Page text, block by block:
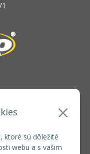
ktoré sú dôležité
webu a s vašim